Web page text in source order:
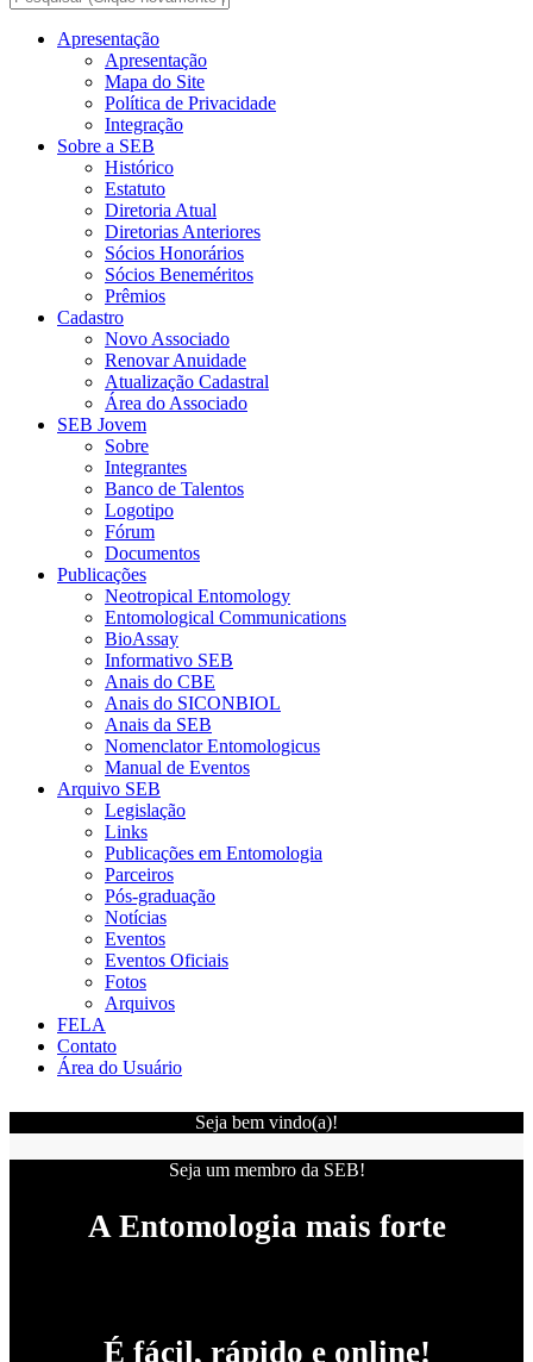
Apresentação
Apresentação
Mapa do Site
Política de Privacidade
Integração
Sobre a SEB
Histórico
Estatuto
Diretoria Atual
Diretorias Anteriores
Sócios Honorários
Sócios Beneméritos
Prêmios
Cadastro
Novo Associado
Renovar Anuidade
Atualização Cadastral
Área do Associado
SEB Jovem
Sobre
Integrantes
Banco de Talentos
Logotipo
Fórum
Documentos
Publicações
Neotropical Entomology
Entomological Communications
BioAssay
Informativo SEB
Anais do CBE
Anais do SICONBIOL
Anais da SEB
Nomenclator Entomologicus
Manual de Eventos
Arquivo SEB
Legislação
Links
Publicações em Entomologia
Parceiros
Pós-graduação
Notícias
Eventos
Eventos Oficiais
Fotos
Arquivos
FELA
Contato
Área do Usuário
Seja bem vindo(a)!
Seja um membro da SEB!
A Entomologia mais forte
É fácil, rápido e online!